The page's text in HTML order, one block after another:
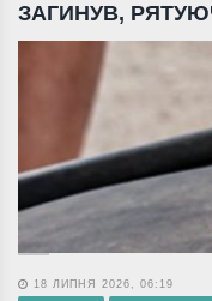
ЗАГИНУВ,
18 ЛИПНЯ 2026, 06:19